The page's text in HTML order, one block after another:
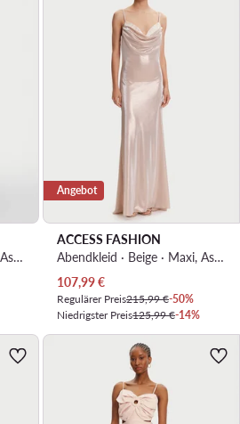
Abendkleid · Beige · Maxi, Asymmetrisch
Angebot
ACCESS FASHION
Abendkleid · Beige · Maxi, Asymmetrisch
Aktueller Preis
107,99€
Regulärer Preis215,99 €-50%
Niedrigster Preis125,99 €-14%